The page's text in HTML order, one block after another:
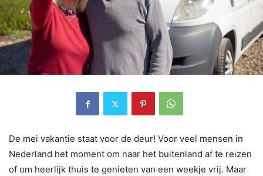
De mei vakantie staat voor de deur! Voor veel mensen in
Nederland het moment om naar het buitenland af te reizen
of om heerlijk thuis te genieten van een weekje vrij. Maar